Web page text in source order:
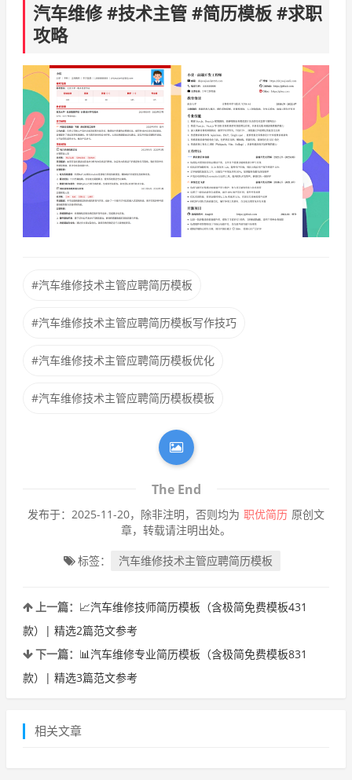
汽车维修 #技术主管 #简历模板 #求职
攻略
#汽车维修技术主管应聘简历模板
#汽车维修技术主管应聘简历模板写作技巧
#汽车维修技术主管应聘简历模板优化
#汽车维修技术主管应聘简历模板模板
The End
发布于：2025-11-20，除非注明，否则均为 职优简历 原创文
章，转载请注明出处。
标签： 汽车维修技术主管应聘简历模板
上一篇： 📈汽车维修技师简历模板（含极简免费模板431
款）| 精选2篇范文参考
下一篇： 📊汽车维修专业简历模板（含极简免费模板831
款）| 精选3篇范文参考
相关文章